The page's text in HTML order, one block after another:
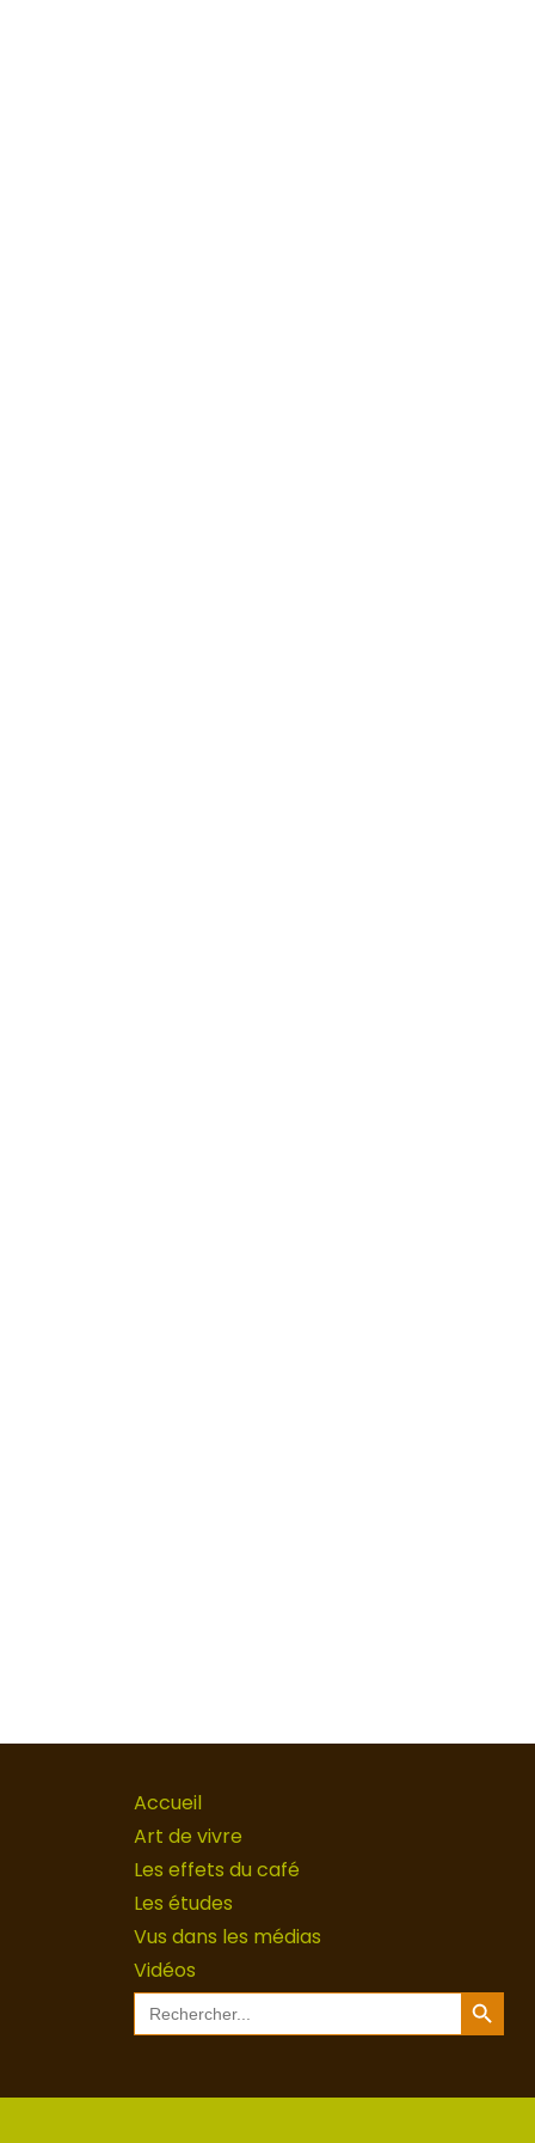
Accueil
Art de vivre
Les effets du café
Les études
Vus dans les médias
Vidéos
Search
for:
Search Button